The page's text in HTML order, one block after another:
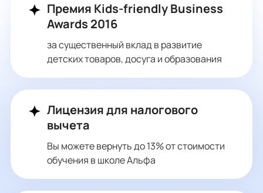
Премия Kids-friendly Business
Awards 2016
за существенный вклад в развитие
детских товаров, досуга и образования
Лицензия для налогового
вычета
Вы можете вернуть до 13% от стоимости
обучения в школе Альфа